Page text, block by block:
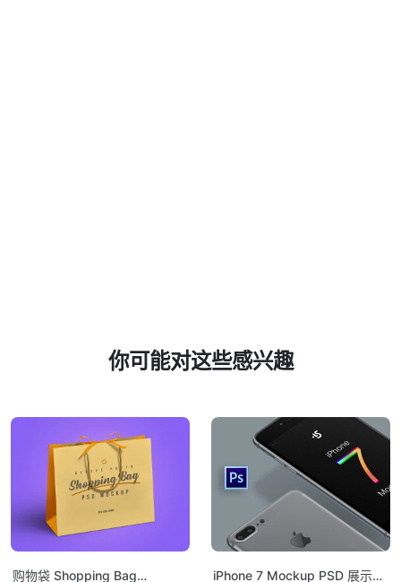
你可能对这些感兴趣
购物袋 Shopping Bag
iPhone 7 Mockup PSD 展示模